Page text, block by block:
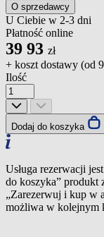
O sprzedawcy
U Ciebie w 2-3 dni
Płatność online
39 93 zł
+ koszt dostawy (od
Ilość
Dodaj do koszyka
Usługa rezerwacji
do koszyka” produkt
„Zarezerwuj i kup w
możliwa w kolejnym